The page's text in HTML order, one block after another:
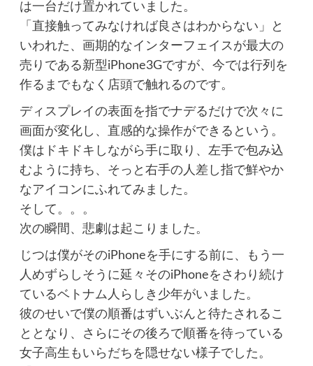
は一台だけ置かれていました。
「直接触ってみなければ良さはわからない」と
いわれた、画期的なインターフェイスが最大の
売りである新型iPhone3Gですが、今では行列を
作るまでもなく店頭で触れるのです。
ディスプレイの表面を指でナデるだけで次々に
画面が変化し、直感的な操作ができるという。
僕はドキドキしながら手に取り、左手で包み込
むように持ち、そっと右手の人差し指で鮮やか
なアイコンにふれてみました。
そして。。。
次の瞬間、悲劇は起こりました。
じつは僕がそのiPhoneを手にする前に、もう一
人めずらしそうに延々そのiPhoneをさわり続け
ているベトナム人らしき少年がいました。
彼のせいで僕の順番はずいぶんと待たされるこ
ととなり、さらにその後ろで順番を待っている
女子高生もいらだちを隠せない様子でした。